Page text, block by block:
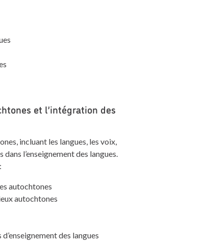
et l’intégration des
incluant les langues, les voix,
l’enseignement des langues.
autochtones
autochtones
des langues